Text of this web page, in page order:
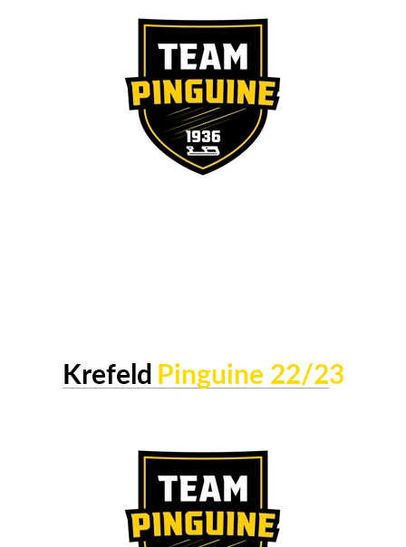
Krefeld Pinguine 22/23